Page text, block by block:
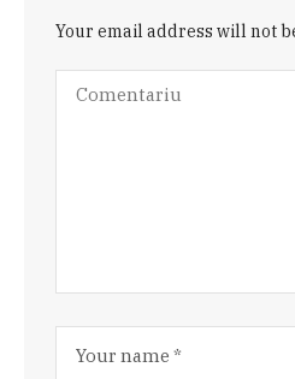
Your email address will not